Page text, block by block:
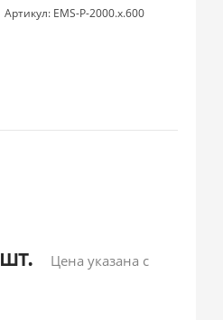
Артикул: EMS-P-2000.x.600
шт.
Цена указана с